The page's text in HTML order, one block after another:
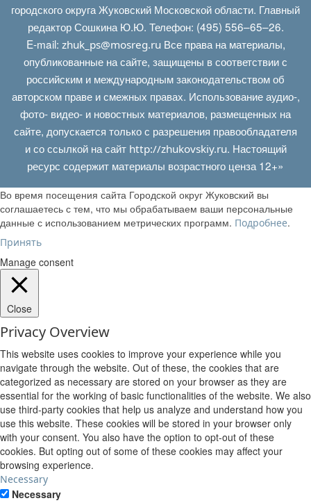
городского округа Жуковский Московской области. Главный
редактор Сошкина Ю.Ю. Телефон: (495) 556–65–26.
E‑mail: zhuk_ps@mosreg.ruВсе права на материалы,
опубликованные на сайте, защищены в соответствии с
российским и международным законодательством об
авторском праве и смежных правах. Использование аудио-,
фото- видео- и новостных материалов, размещенных на
сайте, допускается только с разрешения правообладателя
и со ссылкой на сайт http://zhukovskiy.ru. Настоящий
ресурс содержит материалы возрастного ценза 12+»
Во время посещения сайта Городской округ Жуковский вы
соглашаетесь с тем, что мы обрабатываем ваши персональные
данные с использованием метрических программ. Подробнее.
Принять
Manage consent
Close
Privacy Overview
This website uses cookies to improve your experience while you
navigate through the website. Out of these, the cookies that are
categorized as necessary are stored on your browser as they are
essential for the working of basic functionalities of the website. We also
use third-party cookies that help us analyze and understand how you
use this website. These cookies will be stored in your browser only
with your consent. You also have the option to opt-out of these
cookies. But opting out of some of these cookies may affect your
browsing experience.
Necessary
Necessary